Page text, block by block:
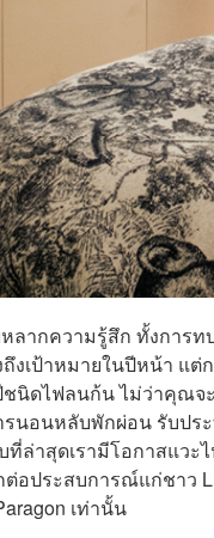
หลากความรู้สึก ทั้งกา
เป้าหมายในปีหน้า แต่
นิดไฟลนก้น ไม่ว่าคุณ
รนอนหลับพักผ่อน รับปร
ล่าสุดเรามีโอกาสแวะ
อประสบการณ์แก่ชาว
เท่านั้น